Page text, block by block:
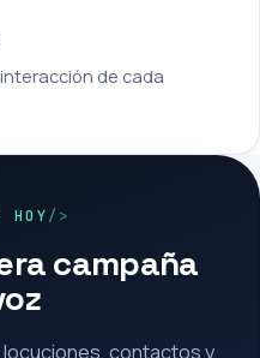
de cada
HOY
campaña
contactos y